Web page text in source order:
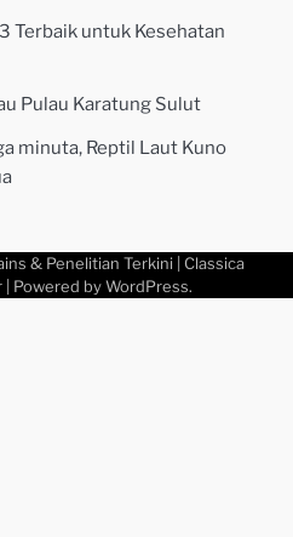
Terbaik untuk Kesehatan
Pulau Karatung Sulut
minuta, Reptil Laut Kuno
& Penelitian Terkini | Classica
| Powered by WordPress.